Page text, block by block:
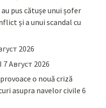
pus cătușe unui șofer
și a unui scandal cu
2026
7 Август 2026
o nouă criză
asupra navelor civile 6